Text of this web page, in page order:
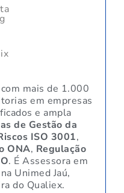
com mais de 1.000
em empresas
e ampla
de Gestão da
ISO 3001,
ONA, Regulação
. É Assessora em
Unimed Jaú,
do Qualiex.